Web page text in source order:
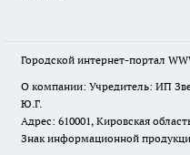
Городской интернет-портал
О компании: Учредитель: ИП
Ю.Г.
Адрес: 610001, Кировская
Знак информационной